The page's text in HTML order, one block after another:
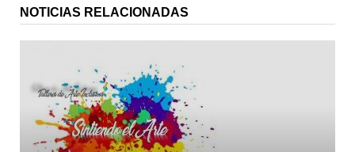
NOTICIAS RELACIONADAS